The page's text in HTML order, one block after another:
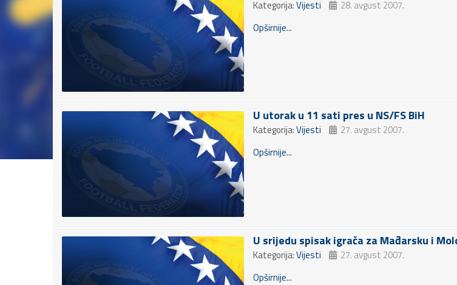
Kategorija:Vijesti
28. avgust 2007.
Opširnije...
U utorak u 11 sati pres u NS/FS BiH
Kategorija:Vijesti
27. avgust 2007.
Opširnije...
U srijedu spisak igrača za Mađarsku i
Kategorija:Vijesti
27. avgust 2007.
Opširnije...